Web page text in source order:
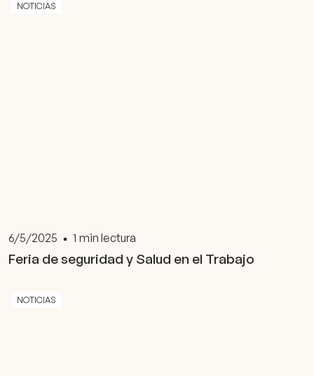
NOTICIAS
6/5/2025 1 min lectura
Feria de seguridad y Salud en el Trabajo
NOTICIAS